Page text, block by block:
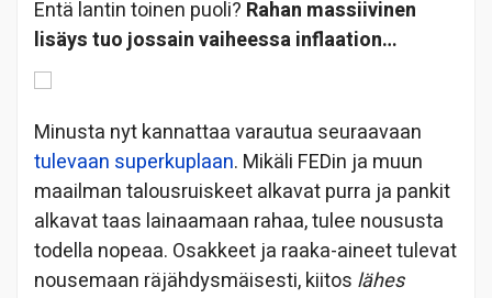
Entä lantin toinen puoli? Rahan massiivinen
lisäys tuo jossain vaiheessa inflaation…
Minusta nyt kannattaa varautua seuraavaan
tulevaan superkuplaan. Mikäli FEDin ja muun
maailman talousruiskeet alkavat purra ja pankit
alkavat taas lainaamaan rahaa, tulee noususta
todella nopeaa. Osakkeet ja raaka-aineet tulevat
nousemaan räjähdysmäisesti, kiitos lähes